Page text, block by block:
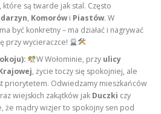
które są twarde jak stal. Często
, Komorówi Piastów. W
być konkretny – ma działać i nagrywać
przy wycieraczce!
W Wołominie, przy ulicy
, życie toczy się spokojniej, ale
priorytetem. Odwiedzamy mieszkańców
wiejskich zakątków jak Duczki czy
że mądry wizjer to spokojny sen pod